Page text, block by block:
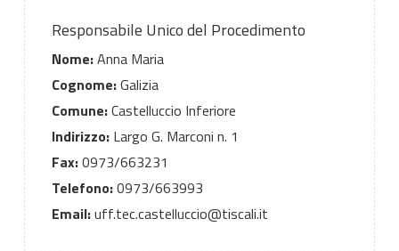
Responsabile Unico del Procedimento
Nome:Anna Maria
Cognome:Galizia
Comune:Castelluccio Inferiore
Indirizzo:Largo G. Marconi n. 1
Fax:0973/663231
Telefono:0973/663993
Email:uff.tec.castelluccio@tiscali.it